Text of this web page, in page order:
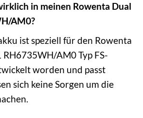
in meinen Rowenta Dual
AM0?
ist speziell für den Rowenta
RH6735WH/AM0 Typ FS-
worden und passt
sich keine Sorgen um die